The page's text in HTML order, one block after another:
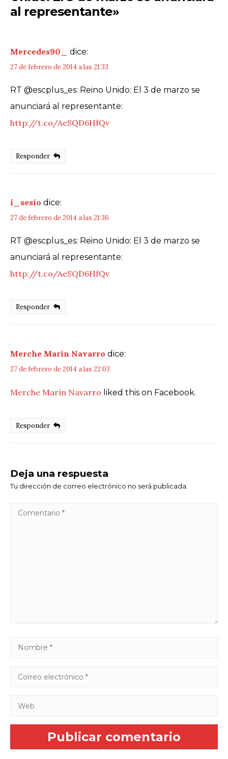
al representante»
Mercedes90_ dice:
27 de febrero de 2014 a las 21:33
RT @escplus_es: Reino Unido: El 3 de marzo se
anunciará al representante:
http://t.co/AeSQD6HfQv
Responder
i_sesio dice:
27 de febrero de 2014 a las 21:36
RT @escplus_es: Reino Unido: El 3 de marzo se
anunciará al representante:
http://t.co/AeSQD6HfQv
Responder
Merche Marín Navarro dice:
27 de febrero de 2014 a las 22:03
Merche Marín Navarro liked this on Facebook.
Responder
Deja una respuesta
Tu dirección de correo electrónico no será publicada.